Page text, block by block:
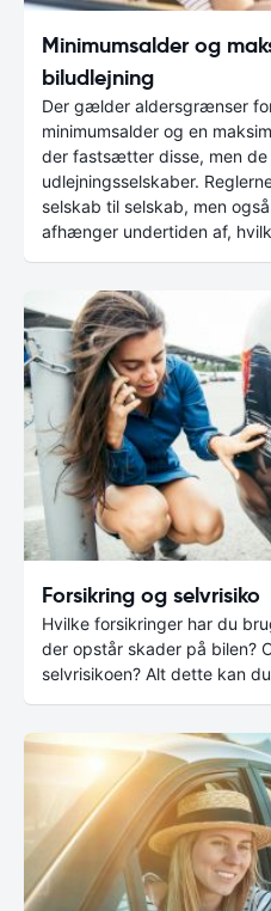
Minimumsalder og
biludlejning
Der gælder aldersgrænser
minimumsalder og en
der fastsætter disse, men de
udlejningsselskaber.
selskab til selskab, men
afhænger undertiden af,
Forsikring og selvrisiko
Hvilke forsikringer har du
der opstår skader på bilen?
selvrisikoen? Alt dette kan